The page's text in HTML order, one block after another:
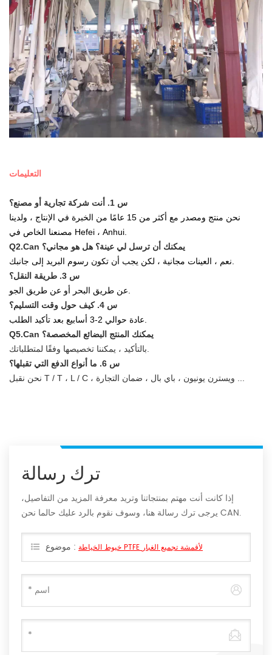
التعليمات
س 1. أنت شركة تجارية أو مصنع؟
نحن منتج ومصدر مع أكثر من 15 عامًا من الخبرة في الإنتاج ، ولدينا
مصنعنا الخاص في Hefei ، Anhui.
Q2.Can يمكنك أن ترسل لي عينة؟ هل هو مجاني؟
س 3. طريقة النقل؟
س 4. كيف حول وقت التسليم؟
Q5.Can يمكنك المنتج البضائع المخصصة؟
س 6. ما أنواع الدفع التي تقبلها؟
ترك رسالة
إذا كانت أنت مهتم بمنتجاتنا وتريد معرفة المزيد من التفاصيل،
يرجى ترك رسالة هنا، وسوف نقوم بالرد عليك حالما نحن CAN.
موضوع : خيوط الخياطة PTFE لأقمشة تجميع الغبار